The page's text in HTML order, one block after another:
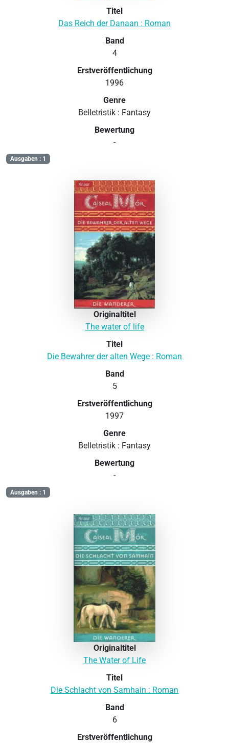
Titel
Das Reich der Danaan : Roman
Band
4
Erstveröffentlichung
1996
Genre
Belletristik : Fantasy
Bewertung
-
Ausgaben : 1
Originaltitel
The water of life
Titel
Die Bewahrer der alten Wege : Roman
Band
5
Erstveröffentlichung
1997
Genre
Belletristik : Fantasy
Bewertung
-
Ausgaben : 1
Originaltitel
The Water of Life
Titel
Die Schlacht von Samhain : Roman
Band
6
Erstveröffentlichung